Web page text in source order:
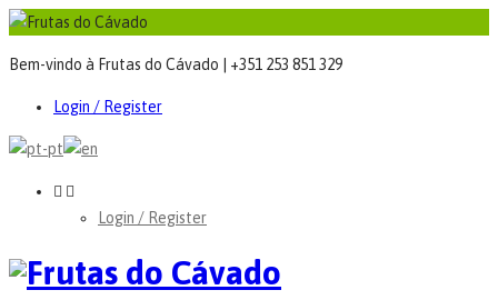
Bem-vindo à Frutas do Cávado | +351 253 851 329
Login / Register
Login / Register